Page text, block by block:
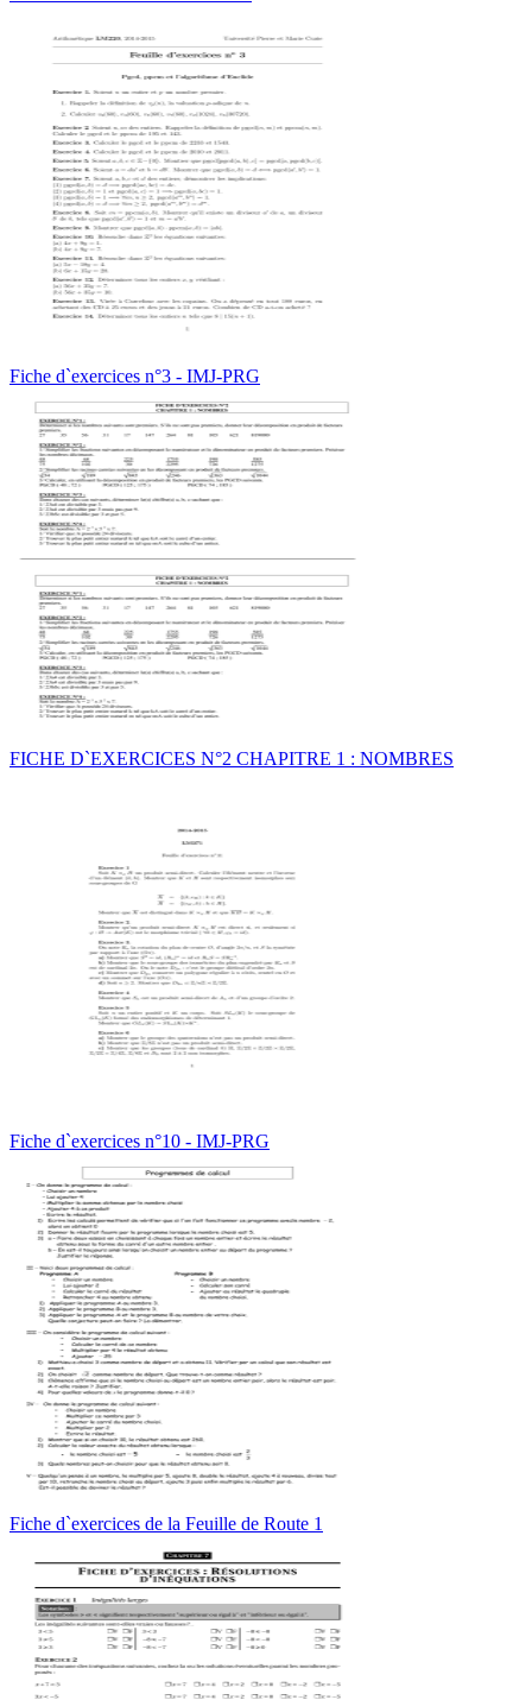
Fiche d`exercices n°3 - IMJ-PRG
FICHE D`EXERCICES N°2 CHAPITRE 1 : NOMBRES
Fiche d`exercices n°10 - IMJ-PRG
Fiche d`exercices de la Feuille de Route 1